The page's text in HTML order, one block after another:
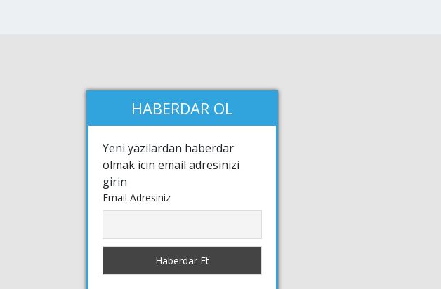
HABERDAR OL
Yeni yazilardan haberdar
olmak icin email adresinizi
girin
Email Adresiniz